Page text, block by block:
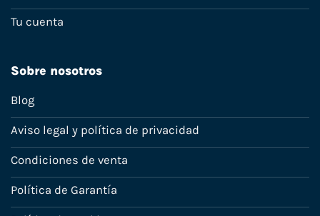
Tu cuenta
Sobre nosotros
Blog
Aviso legal y política de privacidad
Condiciones de venta
Política de Garantía